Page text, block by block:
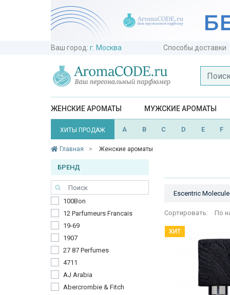
Ваш город: г. Москва Способы доставки
ЖЕНСКИЕ АРОМАТЫ МУЖСКИЕ АРОМАТЫ
ХИТЫ ПРОДАЖ A B C D E F
Главная Женские ароматы
БРЕНД
100Bon
12 Parfumeurs Francais
19-69
1907
27 87 Perfumes
4711
AJ Arabia
Abercrombie & Fitch
Escentric
Tom Ford
Сортировать: По
ХИТ